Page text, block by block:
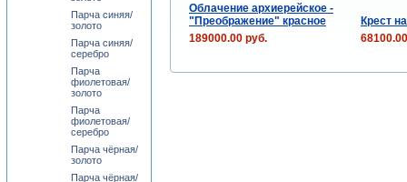
Облачение архиерейское -
"Преображение" красное
Крест
189000.00 руб.
Парча синяя/
золото
Парча синяя/
серебро
Парча
фиолетовая/
золото
Парча
фиолетовая/
серебро
Парча чёрная/
золото
Парча чёрная/